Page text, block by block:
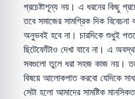
প্রচেষ্টাশূন্য নয়। এ ধরনের কিছু
তবে সমাজের সামগ্রিক দিক বিবেচনা
অনুভবই হবে না। চারদিকে শুধুই
ছিটেফোঁটাও দেখা যাবে না। এ
সবগুলো তুলে ধরা সহজ কাজ নয়।
বিষয়ে আলোকপাত করবো যেদিকে
সেটা হলো আমাদের সামষ্টিক